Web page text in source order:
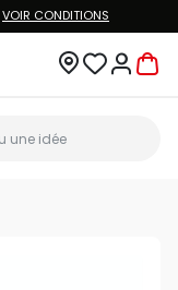
VOIR CONDITIONS